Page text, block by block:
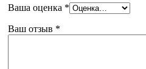
Ваша оценка *
Ваш отзыв *